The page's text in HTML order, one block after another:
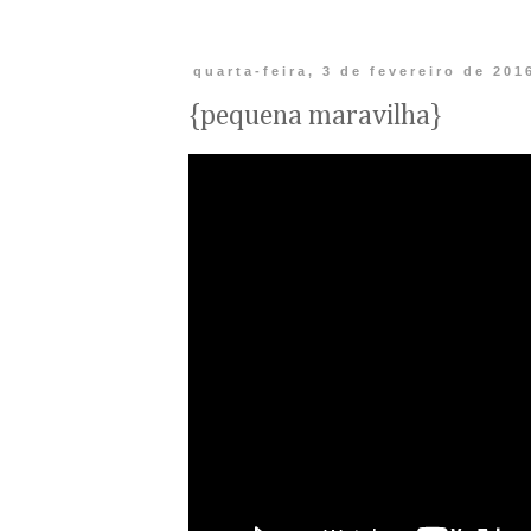
quarta-feira, 3 de fevereiro de
{pequena maravilha}